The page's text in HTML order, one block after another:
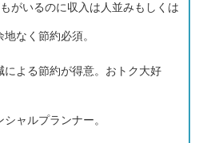
がいるのに収入は人並みもしくは
なく節約必須。
による節約が得意。おトク大好
ャルプランナー。